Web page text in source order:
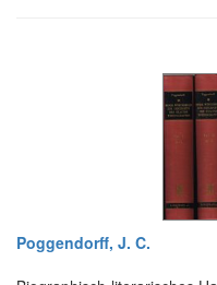
Poggendorff, J. C.